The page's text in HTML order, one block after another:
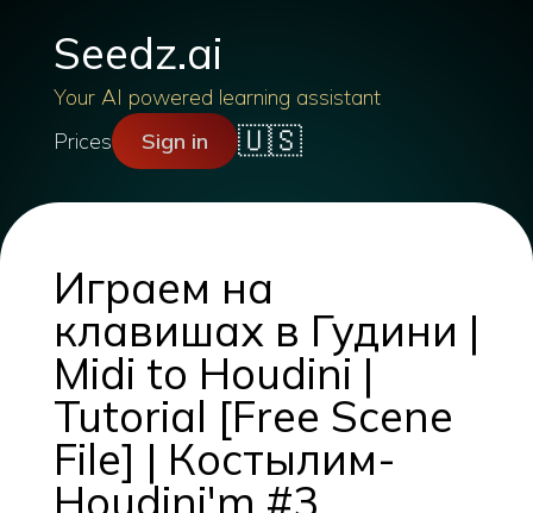
Seedz.ai
Your AI powered learning assistant
Prices
Sign in 🇺🇸
Играем на
клавишах в Гудини |
Midi to Houdini |
Tutorial [Free Scene
File] | Костылим-
Houdini'm #3